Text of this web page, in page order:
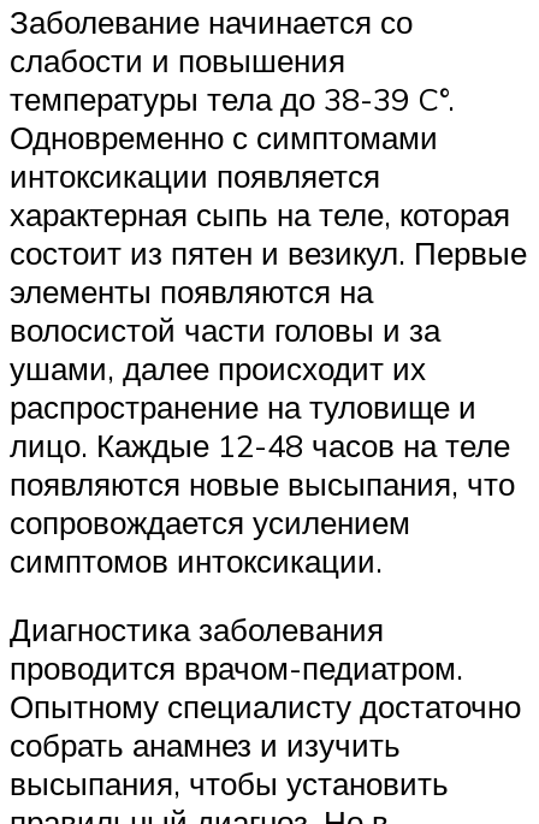
Заболевание начинается со
слабости и повышения
температуры тела до 38-39 C°.
Одновременно с симптомами
интоксикации появляется
характерная сыпь на теле, которая
состоит из пятен и везикул. Первые
элементы появляются на
волосистой части головы и за
ушами, далее происходит их
распространение на туловище и
лицо. Каждые 12-48 часов на теле
появляются новые высыпания, что
сопровождается усилением
симптомов интоксикации.
Диагностика заболевания
проводится врачом-педиатром.
Опытному специалисту достаточно
собрать анамнез и изучить
высыпания, чтобы установить